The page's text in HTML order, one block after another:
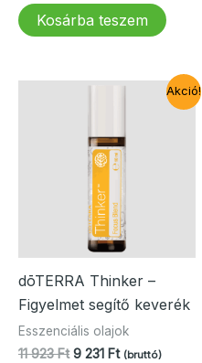
was:
10
7
Kosárba teszem
Akció!
dōTERRA Thinker –
Figyelmet segítő keverék
Esszenciális olajok
11 923Ft Original
9 231 FtCurrent
(bruttó)